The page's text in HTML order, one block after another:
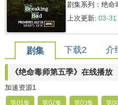
剧集系列：绝命
上次更新: 03-31
剧集 下载2 介
《绝命毒师第五季》在线播放
加速资源1
第01集 第02集 第03集 第